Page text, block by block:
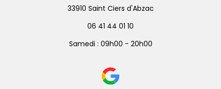
33910 Saint Ciers d'Abzac
06 41 44 01 10
Samedi : 09h00 - 20h00